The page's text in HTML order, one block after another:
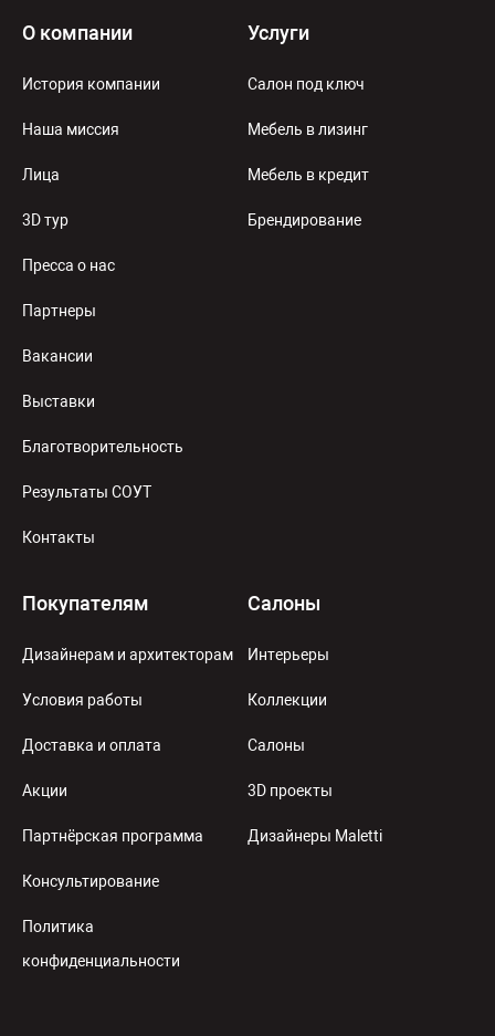
О компании
История компании
Наша миссия
Лица
3D тур
Пресса о нас
Партнеры
Вакансии
Выставки
Благотворительность
Результаты СОУТ
Контакты
Услуги
Салон под ключ
Мебель в лизинг
Мебель в кредит
Брендирование
Покупателям
Дизайнерам и архитекторам
Условия работы
Доставка и оплата
Акции
Партнёрская программа
Консультирование
Политика
конфиденциальности
Салоны
Интерьеры
Коллекции
Салоны
3D проекты
Дизайнеры Maletti